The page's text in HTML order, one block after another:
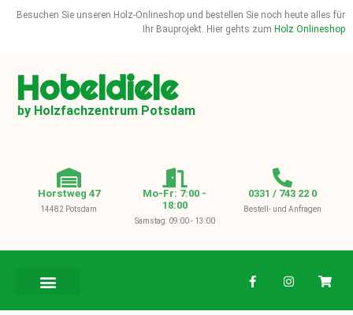
Besuchen Sie unseren Holz-Onlineshop und bestellen Sie noch heute alles für
Ihr Bauprojekt. Hier gehts zum Holz Onlineshop
Hobeldiele
by Holzfachzentrum Potsdam
Horstweg 47
14482 Potsdam
Mo-Fr: 7:00 -
18:00
Samstag: 09:00 - 13:00
0331 / 743 22 0
Bestell- und Anfragen